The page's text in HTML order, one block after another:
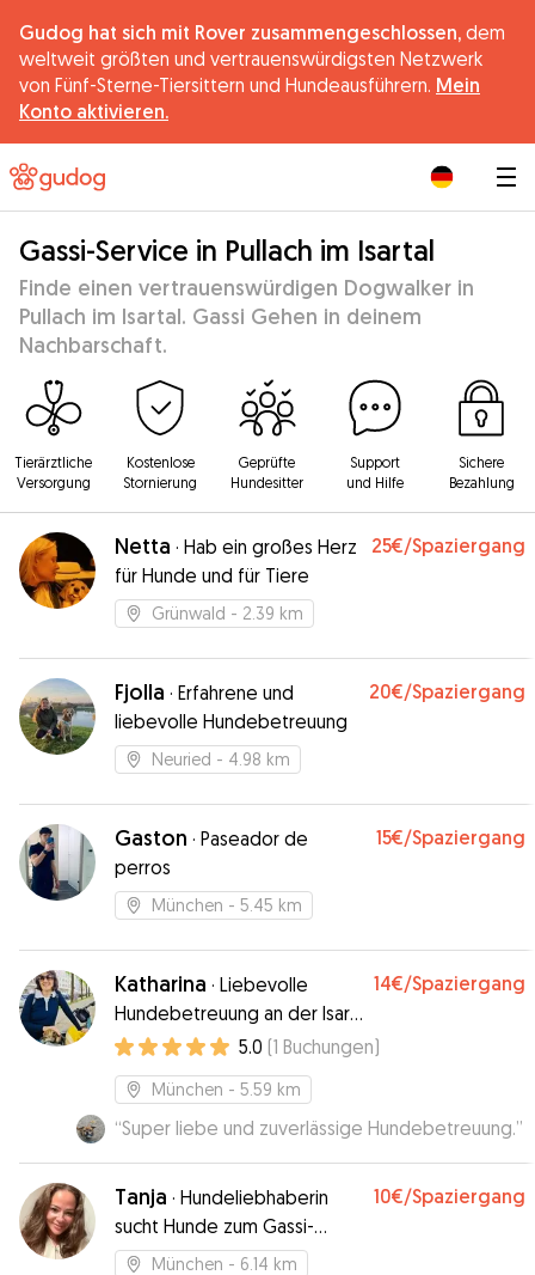
Gudog hat sich mit Rover zusammengeschlossen, dem
weltweit größten und vertrauenswürdigsten Netzwerk
von Fünf-Sterne-Tiersittern und Hundeausführern. Mein
Konto aktivieren.
Gassi-Service in Pullach im Isartal
Finde einen vertrauenswürdigen Dogwalker in
Pullach im Isartal. Gassi Gehen in deinem
Nachbarschaft.
Tierärztliche
Versorgung
Kostenlose
Stornierung
Geprüfte
Hundesitter
Support
und Hilfe
Sichere
Bezahlung
Netta · Hab ein großes Herz
für Hunde und für Tiere
25€/Spaziergang
Grünwald - 2.39 km
Fjolla · Erfahrene und
liebevolle Hundebetreuung
20€/Spaziergang
Neuried - 4.98 km
Gaston · Paseador de
perros
15€/Spaziergang
München - 5.45 km
Katharina · Liebevolle
Hundebetreuung an der Isar
(Zoonähe)
14€/Spaziergang
5.0 (1 Buchungen)
München - 5.59 km
“Super liebe und zuverlässige Hundebetreuung.”
Tanja · Hundeliebhaberin
sucht Hunde zum Gassi-
Gehen
10€/Spaziergang
München - 6.14 km